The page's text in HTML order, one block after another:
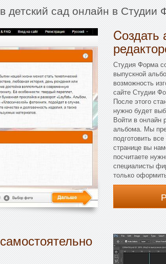
детский сад онлайн в
Студия Форма
выпускной
возможность
сайте Студии
После этого
нужно будет
Войти в онлайн
альбома. Мы
подготовить
странице вы
посчитаете
специалисты
только